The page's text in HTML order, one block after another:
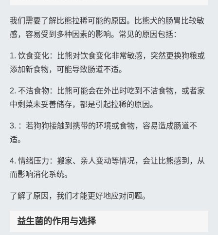
我们需要了解比熊拉稀可能的原因。比熊犬的肠胃比较敏
感，容易受到多种因素的影响。常见的原因包括：
1. 饮食变化：比熊对饮食变化非常敏感，突然更换狗粮或
添加新食物，可能导致肠道不适。
2. 不洁食物：比熊可能会在外出时吃到不洁食物，或者家
中剩菜未妥善储存，都是引起拉稀的原因。
3. ：若狗狗接触到携带的环境或食物，容易造成肠道不
适。
4. 情绪压力：搬家、亲人变动等情况，会让比熊感到，从
而影响消化系统。
了解了原因，我们才能更好地应对问题。
益生菌的作用与选择